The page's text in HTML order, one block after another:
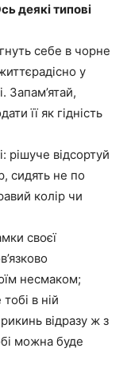
деякі типові
себе в чорне
у
Запам’ятай,
її як гідність
рішуче відсортуй
сидять не по
колір чи
своєї
несмаком;
в ній
відразу ж з
можна буде